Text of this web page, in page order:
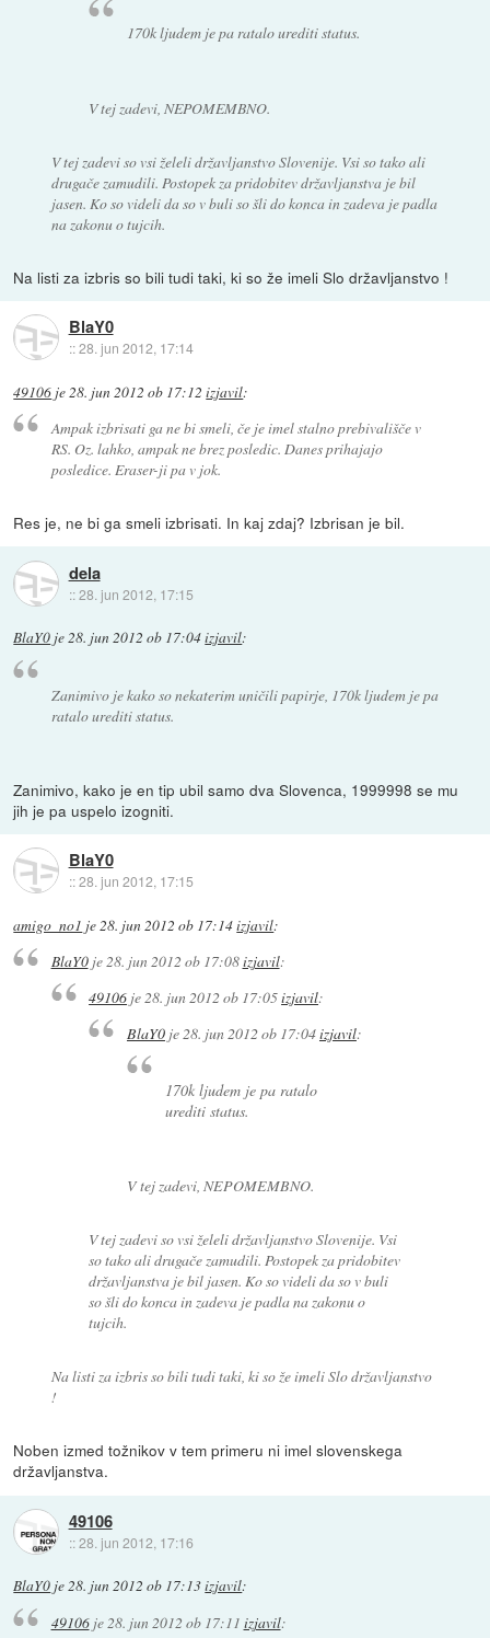
170k ljudem je pa ratalo urediti status.
V tej zadevi, NEPOMEMBNO.
V tej zadevi so vsi želeli državljanstvo Slovenije. Vsi so tako ali
drugače zamudili. Postopek za pridobitev državljanstva je bil
jasen. Ko so videli da so v buli so šli do konca in zadeva je padla
na zakonu o tujcih.
Na listi za izbris so bili tudi taki, ki so že imeli Slo državljanstvo !
BlaY0
::28. jun 2012, 17:14
49106 je28. jun 2012 ob 17:12 izjavil:
Ampak izbrisati ga ne bi smeli, če je imel stalno prebivališče v
RS. Oz. lahko, ampak ne brez posledic. Danes prihajajo
posledice. Eraser-ji pa v jok.
Res je, ne bi ga smeli izbrisati. In kaj zdaj? Izbrisan je bil.
dela
::28. jun 2012, 17:15
BlaY0 je28. jun 2012 ob 17:04izjavil:
Zanimivo je kako so nekaterim uničili papirje, 170k ljudem je pa
ratalo urediti status.
Zanimivo, kako je en tip ubil samo dva Slovenca, 1999998 se mu
jih je pa uspelo izogniti.
BlaY0
::28. jun 2012, 17:15
amigo_no1 je28. jun 2012 ob 17:14izjavil:
BlaY0je28. jun 2012 ob 17:08izjavil:
49106 je28. jun 2012 ob 17:05izjavil:
BlaY0je 28. jun 2012 ob 17:04izjavil:
170k ljudem je pa ratalo
urediti status.
V tej zadevi, NEPOMEMBNO.
V tej zadevi so vsi želeli državljanstvo Slovenije. Vsi
so tako ali drugače zamudili. Postopek za pridobitev
državljanstva je bil jasen. Ko so videli da so v buli
so šli do konca in zadeva je padla na zakonu o
tujcih.
Na listi za izbris so bili tudi taki, ki so že imeli Slo državljanstvo
!
Noben izmed tožnikov v tem primeru ni imel slovenskega
državljanstva.
49106
::28. jun 2012, 17:16
BlaY0 je28. jun 2012 ob 17:13izjavil:
49106je 28. jun 2012 ob 17:11 izjavil: